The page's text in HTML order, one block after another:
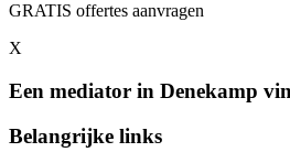
GRATIS offertes aanvragen
X
Een mediator in Denekamp
Belangrijke links